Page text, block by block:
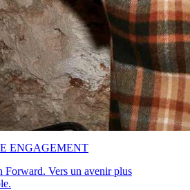
ENGAGEMENT
Forward. Vers un avenir plus